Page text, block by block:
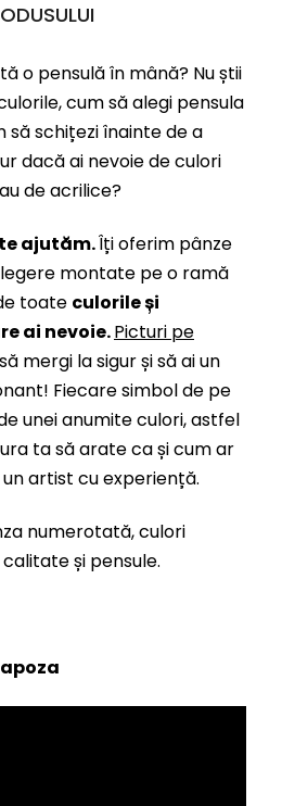
o pensulă în mână? Nu știi
cum să alegi pensula
să schițezi înainte de a
dacă ai nevoie de culori
de acrilice?
ajutăm.Îți oferim pânze
montate pe o ramă
toate culorile și
ai nevoie.Picturi pe
mergi la sigur și să ai un
Fiecare simbol de pe
unei anumite culori, astfel
ta să arate ca și cum ar
artist cu experiență.
numerotată, culori
și pensule.